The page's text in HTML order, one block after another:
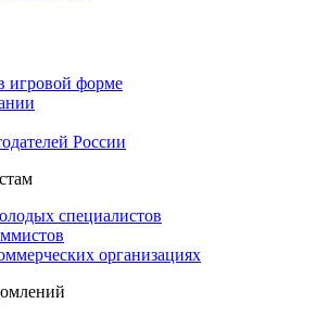
игровой форме
России
специалистов
организациях